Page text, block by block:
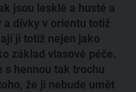
jsou lesklé a husté a
a dívky v orientu totiž
ji totiž nejen jako
základ vlasové péče.
s hennou tak trochu
že ji nebude umět